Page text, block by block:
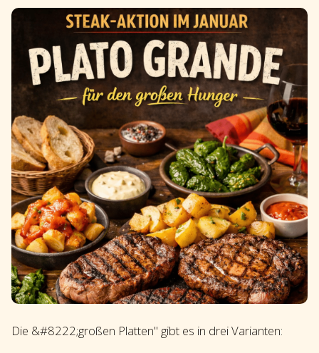
Die &#8222;großen Platten" gibt es in drei Varianten: